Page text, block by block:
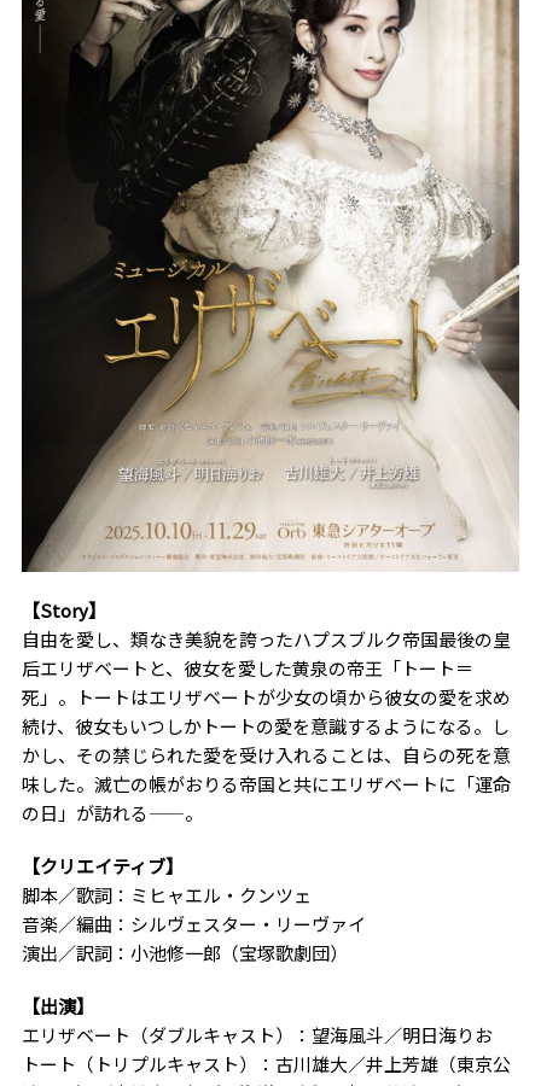
【Story】
自由を愛し、類なき美貌を誇ったハプスブルク帝国最後の皇
后エリザベートと、彼女を愛した黄泉の帝王「トート＝
死」。トートはエリザベートが少女の頃から彼女の愛を求め
続け、彼女もいつしかトートの愛を意識するようになる。し
かし、その禁じられた愛を受け入れることは、自らの死を意
味した。滅亡の帳がおりる帝国と共にエリザベートに「運命
の日」が訪れる——。
【クリエイティブ】
脚本／歌詞：ミヒャエル・クンツェ
音楽／編曲：シルヴェスター・リーヴァイ
演出／訳詞：小池修一郎（宝塚歌劇団）
【出演】
エリザベート（ダブルキャスト）：望海風斗／明日海りお
トート（トリプルキャスト）：古川雄大／井上芳雄（東京公